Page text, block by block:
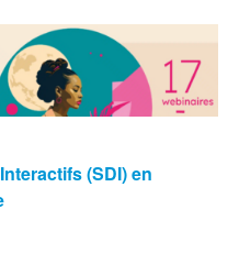
vues
(SDI) en